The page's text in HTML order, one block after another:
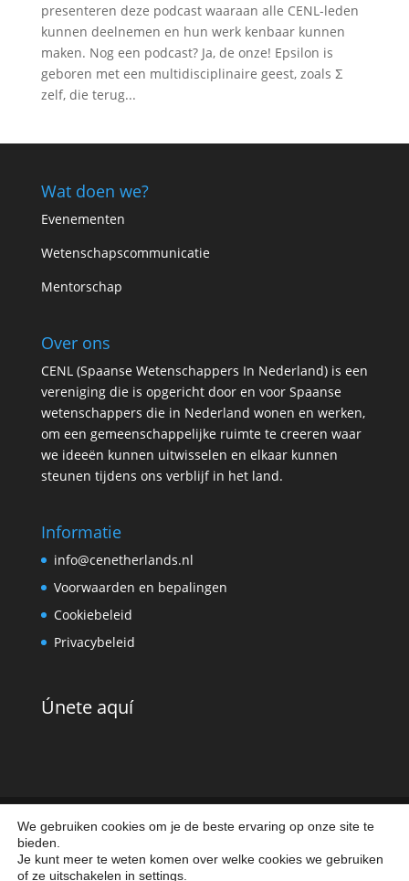
presenteren deze podcast waaraan alle CENL-leden
kunnen deelnemen en hun werk kenbaar kunnen
maken. Nog een podcast? Ja, de onze! Epsilon is
geboren met een multidisciplinaire geest, zoals Ʃ
zelf, die terug...
Wat doen we?
Evenementen
Wetenschapscommunicatie
Mentorschap
Over ons
CENL (Spaanse Wetenschappers In Nederland) is een
vereniging die is opgericht door en voor Spaanse
wetenschappers die in Nederland wonen en werken,
om een gemeenschappelijke ruimte te creeren waar
we ideeën kunnen uitwisselen en elkaar kunnen
steunen tijdens ons verblijf in het land.
Informatie
info@cenetherlands.nl
Voorwaarden en bepalingen
Cookiebeleid
Privacybeleid
Únete aquí
Política de cookies
Política de
privacidad
We gebruiken cookies om je de beste ervaring op onze site te
bieden.
Je kunt meer te weten komen over welke cookies we gebruiken
of ze uitschakelen in settings